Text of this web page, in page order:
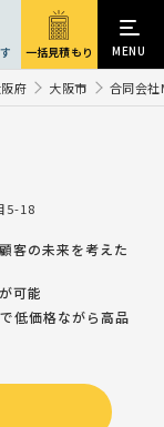
一括見積もり MENU
府 大阪市 合同会社
5-18
客の未来を考えた
可能
低価格ながら高品